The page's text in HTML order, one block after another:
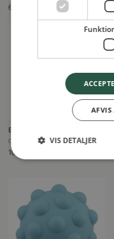
69,95 kr
Baby Bold Rød, Ogobolli
OGOBOLLI
109,95 kr
AFVIS
VIS DETALJER